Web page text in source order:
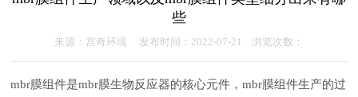
些
来源：宫奇环境 发布时间：2022-07-21 浏览次数：
mbr膜组件是mbr膜生物反应器的核心元件，mbr膜组件生产的过